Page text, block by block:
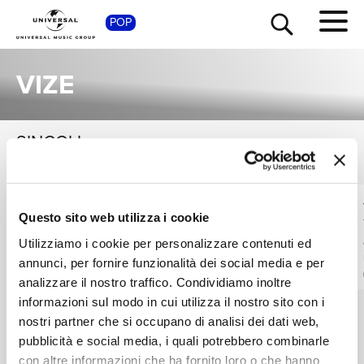
Questo sito web utilizza i cookie
Utilizziamo i cookie per personalizzare contenuti ed
annunci, per fornire funzionalità dei social media e per
analizzare il nostro traffico. Condividiamo inoltre
informazioni sul modo in cui utilizza il nostro sito con i
nostri partner che si occupano di analisi dei dati web,
pubblicità e social media, i quali potrebbero combinarle
con altre informazioni che ha fornito loro o che hanno
POP
VIZE
SINGOLI
VEDI TUTTI
FINCH, VIZE
CHiLLi MiLLi
Digitale
MARCUS &
MARTINUS, VIZE
Another Life
Digitale
SHOP
TOUR
NEWS
RICERCA
CHI SIAMO
CONTATTI